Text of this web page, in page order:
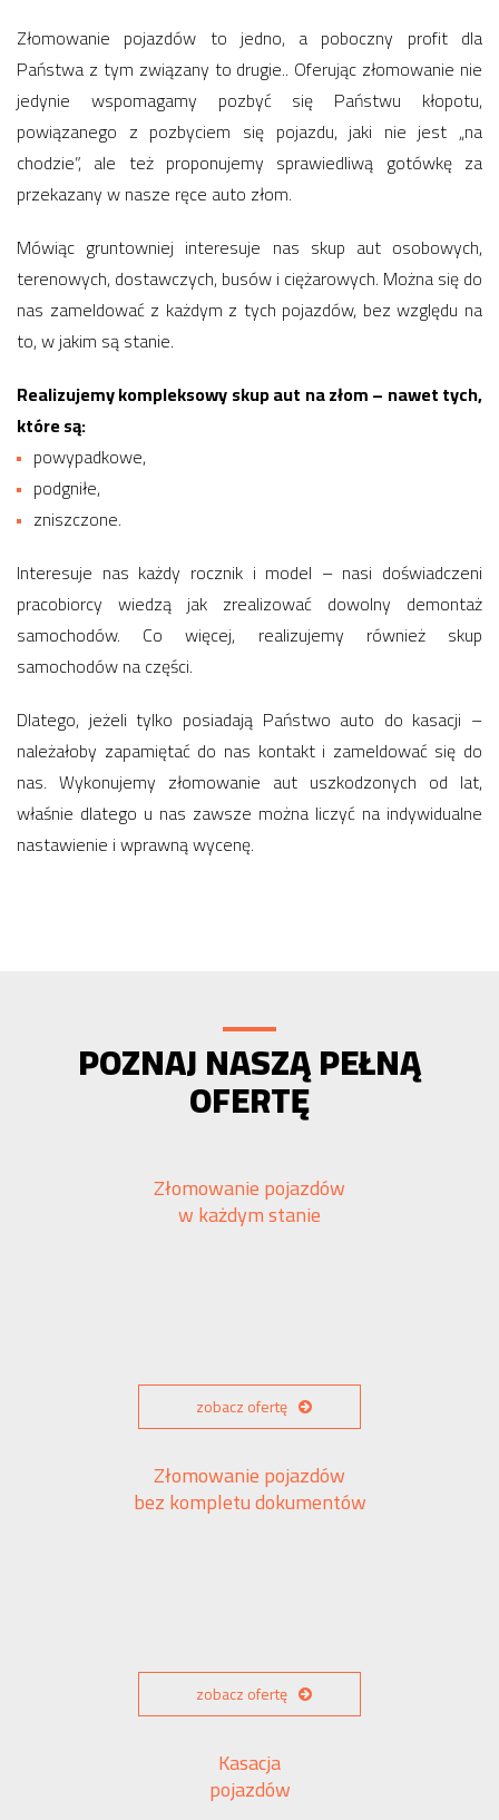
Złomowanie pojazdów to jedno, a poboczny profit dla
Państwa z tym związany to drugie.. Oferując złomowanie nie
jedynie wspomagamy pozbyć się Państwu kłopotu,
powiązanego z pozbyciem się pojazdu, jaki nie jest „na
chodzie”, ale też proponujemy sprawiedliwą gotówkę za
przekazany w nasze ręce auto złom.
Mówiąc gruntowniej interesuje nas skup aut osobowych,
terenowych, dostawczych, busów i ciężarowych. Można się do
nas zameldować z każdym z tych pojazdów, bez względu na
to, w jakim są stanie.
Realizujemy kompleksowy skup aut na złom – nawet tych,
które są:
powypadkowe,
podgniłe,
zniszczone.
Interesuje nas każdy rocznik i model – nasi doświadczeni
pracobiorcy wiedzą jak zrealizować dowolny demontaż
samochodów. Co więcej, realizujemy również skup
samochodów na części.
Dlatego, jeżeli tylko posiadają Państwo auto do kasacji –
należałoby zapamiętać do nas kontakt i zameldować się do
nas. Wykonujemy złomowanie aut uszkodzonych od lat,
właśnie dlatego u nas zawsze można liczyć na indywidualne
nastawienie i wprawną wycenę.
POZNAJ NASZĄ PEŁNĄ
OFERTĘ
Złomowanie pojazdów
w każdym stanie
zobacz ofertę
Złomowanie pojazdów
bez kompletu dokumentów
zobacz ofertę
Kasacja
pojazdów